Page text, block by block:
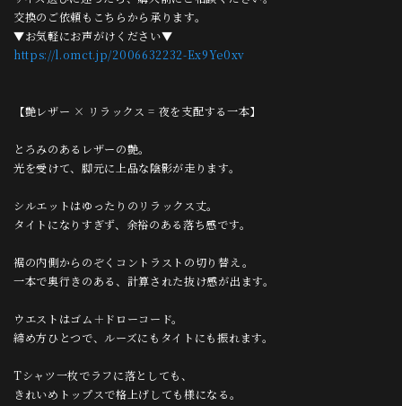
交換のご依頼もこちらから承ります。
▼お気軽にお声がけください▼
https://l.omct.jp/2006632232-Ex9Ye0xv
【艶レザー × リラックス = 夜を支配する一本】
とろみのあるレザーの艶。
光を受けて、脚元に上品な陰影が走ります。
シルエットはゆったりのリラックス丈。
タイトになりすぎず、余裕のある落ち感です。
裾の内側からのぞくコントラストの切り替え。
一本で奥行きのある、計算された抜け感が出ます。
ウエストはゴム＋ドローコード。
締め方ひとつで、ルーズにもタイトにも振れます。
Tシャツ一枚でラフに落としても、
きれいめトップスで格上げしても様になる。